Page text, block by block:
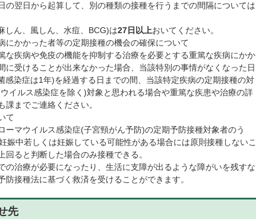
の翌日から起算して、別の種類の接種を行うまでの間隔については
しん、風しん、水痘、BCG)は27日以上おいてください。
にかかった者等の定期接種の機会の確保について
な疾病や免疫の機能を抑制する治療を必要とする重篤な疾病にかか
に受けることが出来なかった場合、当該特別の事情がなくなった日
感染症は1年)を経過する日までの間、当該特定疾病の定期接種の対
イルス感染症を除く)対象と思われる場合や重篤な疾患や治療の詳
課までご連絡ください。
て
ーマウイルス感染症(子宮頸がん予防)の定期予防接種対象者のう
娠中若しくは妊娠している可能性がある場合には原則接種しないこ
ると判断した場合のみ接種できる。
の治療が必要になったり、生活に支障が出るような障がいを残すな
防接種法に基づく救済を受けることができます。
先